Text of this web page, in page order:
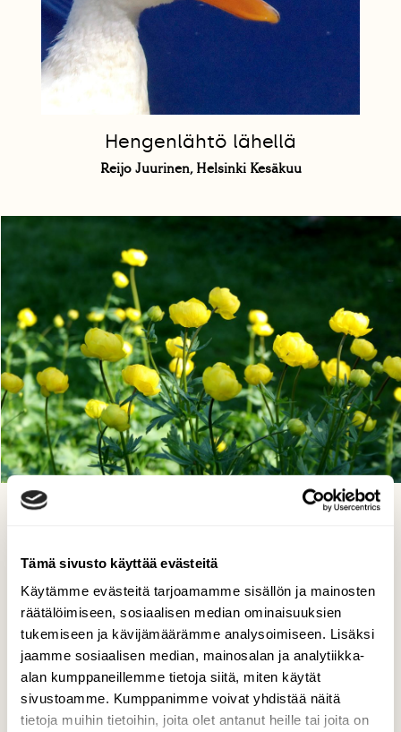
Tämä sivusto käyttää evästeitä
Käytämme evästeitä tarjoamamme sisällön ja mainosten
räätälöimiseen, sosiaalisen median ominaisuuksien
tukemiseen ja kävijämäärämme analysoimiseen. Lisäksi
jaamme sosiaalisen median, mainosalan ja analytiikka-
alan kumppaneillemme tietoja siitä, miten käytät
sivustoamme. Kumppanimme voivat yhdistää näitä
tietoja muihin tietoihin, joita olet antanut heille tai joita on
Hengenlähtö lähellä
Reijo Juurinen, Helsinki Kesäkuu